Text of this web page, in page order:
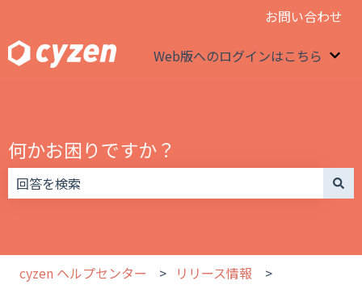
お問い合わせ
Web版へのログインはこちら
何かお困りですか？
cyzen ヘルプセンター
リリース情報